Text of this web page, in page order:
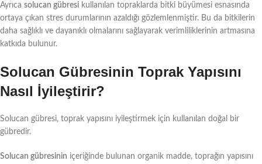
Ayrıca solucan gübresi kullanılan topraklarda bitki büyümesi esnasında
ortaya çıkan stres durumlarının azaldığı gözlemlenmiştir. Bu da bitkilerin
daha sağlıklı ve dayanıklı olmalarını sağlayarak verimliliklerinin artmasına
katkıda bulunur.
Solucan Gübresinin Toprak Yapısını
Nasıl İyileştirir?
Solucan gübresi, toprak yapısını iyileştirmek için kullanılan doğal bir
gübredir.
Solucan gübresinin içeriğinde bulunan organik madde, toprağın yapısını